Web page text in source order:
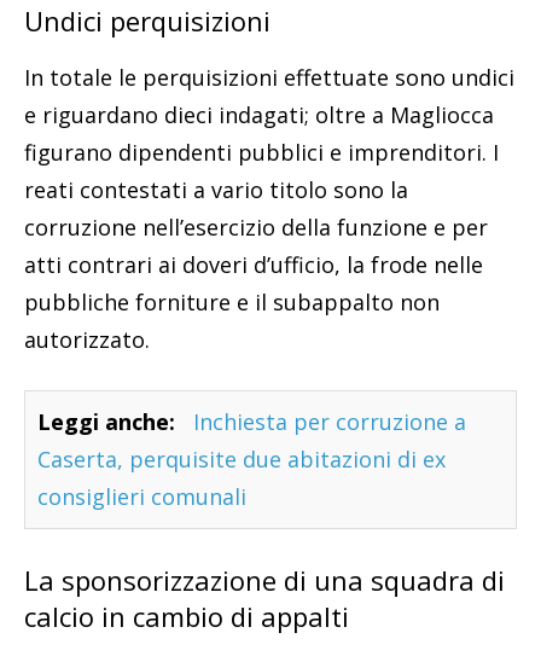
Undici perquisizioni
In totale le perquisizioni effettuate sono undici
e riguardano dieci indagati; oltre a Magliocca
figurano dipendenti pubblici e imprenditori. I
reati contestati a vario titolo sono la
corruzione nell’esercizio della funzione e per
atti contrari ai doveri d’ufficio, la frode nelle
pubbliche forniture e il subappalto non
autorizzato.
Leggi anche:
Inchiesta per corruzione a
Caserta, perquisite due abitazioni di ex
consiglieri comunali
La sponsorizzazione di una squadra di
calcio in cambio di appalti